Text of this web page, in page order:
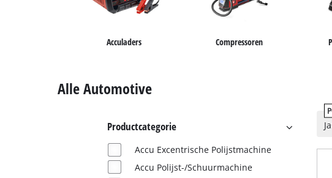
English
Acculaders Compressoren
Alle Automotive
Productcategorie
Accu Excentrische Polijstmachine
Accu Polijst-/Schuurmachine
Ja